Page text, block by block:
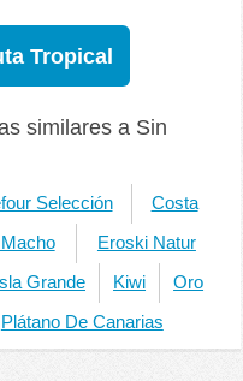
Tropical
similares a Sin
Selección Costa
Macho Eroski Natur
Isla Grande Kiwi Oro
Plátano De Canarias